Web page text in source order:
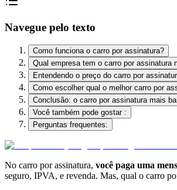
Navegue pelo texto
Como funciona o carro por assinatura?
Qual empresa tem o carro por assinatura
Entendendo o preço do carro por
Como escolher qual o melhor carro por
Conclusão: o carro por assinatura mais
Você também pode gostar :
Perguntas frequentes:
No carro por assinatura, você paga uma
seguro, IPVA, e revenda. Mas, qual o carro